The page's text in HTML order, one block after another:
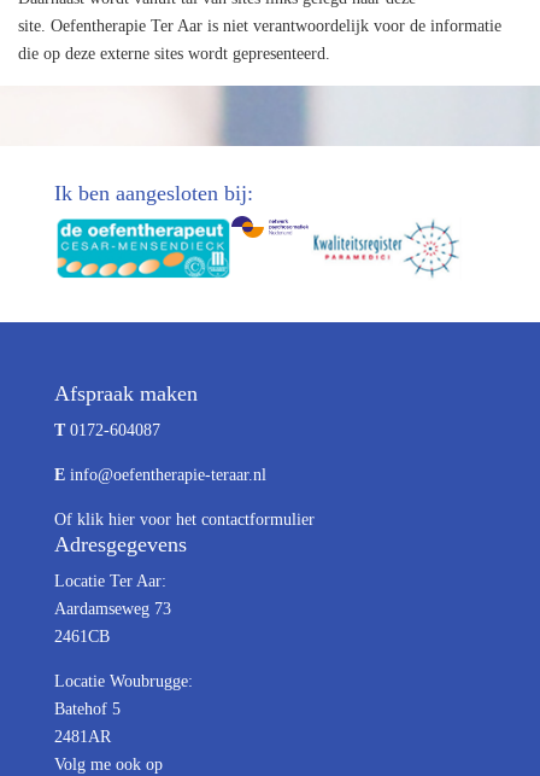
site. Oefentherapie Ter Aar is niet verantwoordelijk voor de informatie
die op deze externe sites wordt gepresenteerd.
Ik ben aangesloten bij:
Afspraak maken
T0172-604087
E info@oefentherapie-teraar.nl
Of klik hier voor het contactformulier
Adresgegevens
Locatie Ter Aar:
Aardamseweg 73
2461CB
Locatie Woubrugge:
Batehof 5
2481AR
Volg me ook op